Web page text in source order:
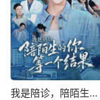
我是陪诊，陪陌生的你等一个结果